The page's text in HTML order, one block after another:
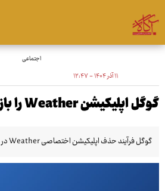
اجتماعی
۱۱ آذر ۱۴۰۴ - ۱۲:۴۷
گوگل اپلیکیشن Weather را بازنشسته می‌کند
گوگل فرآیند حذف اپلیکیشن اختصاصی Weather در اندروید و Wear OS را آغاز کرد.